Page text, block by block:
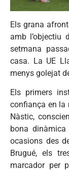
Els grana
amb l’objectiu
setmana
casa. La UE
menys golejat
Els primers
confiança en la
Nàstic,
bona
ocasions des
Brugué, els
marcador per